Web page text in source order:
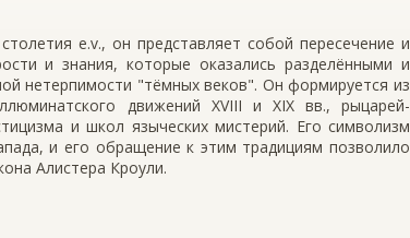
e.v., он представляет собой пересечение и
и знания, которые оказались разделёнными и
нетерпимости "тёмных веков". Он формируется из
движений XVIII и XIX вв., рыцарей-
и школ языческих мистерий. Его символизм
и его обращение к этим традициям позволило
Алистера Кроули.